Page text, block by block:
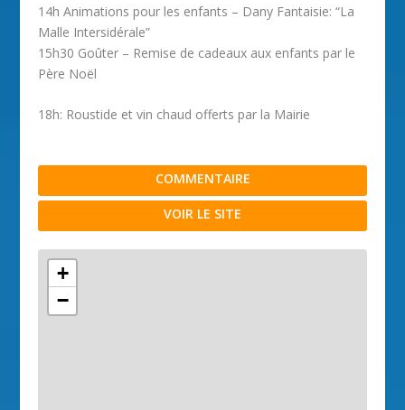
14h Animations pour les enfants – Dany Fantaisie: “La
Malle Intersidérale”
15h30 Goûter – Remise de cadeaux aux enfants par le
Père Noël
18h: Roustide et vin chaud offerts par la Mairie
COMMENTAIRE
VOIR LE SITE
+
−